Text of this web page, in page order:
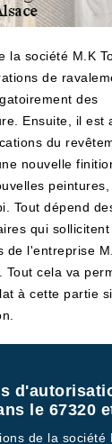
la société M.K
de
des
Ensuite, il est
du
nouvelle
peintures,
Tout dépend
qui sollicitent
de l'entreprise
Tout cela va
à cette partie si
le 67320
de la